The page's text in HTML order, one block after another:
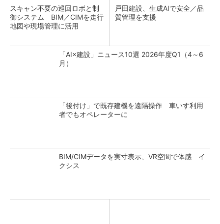
スキャン不要の巡回ロボと制
御システム BIM／CIMを走行
地図や現場管理に活用
戸田建設、生成AIで安全／品
質管理を支援
「AI×建設」ニュース10選 2026年度Q1（4～6
月）
「後付け」で既存建機を遠隔操作 車いす利用
者でもオペレーターに
BIM/CIMデータを実寸表示、VR空間で体感 イ
クシス